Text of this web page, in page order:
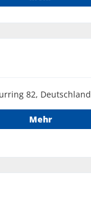
82, Deutschland
Mehr